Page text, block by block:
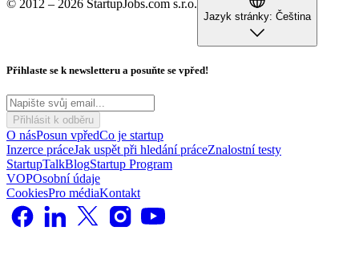
© 2012 – 2026 StartupJobs.com s.r.o.
Jazyk stránky: Čeština
Přihlaste se k newsletteru a posuňte se vpřed!
Přihlásit k odběru
O násPosun vpředCo je startup
Inzerce práceJak uspět při hledání práceZnalostní testy
StartupTalkBlogStartup Program
VOPOsobní údaje
CookiesPro médiaKontakt